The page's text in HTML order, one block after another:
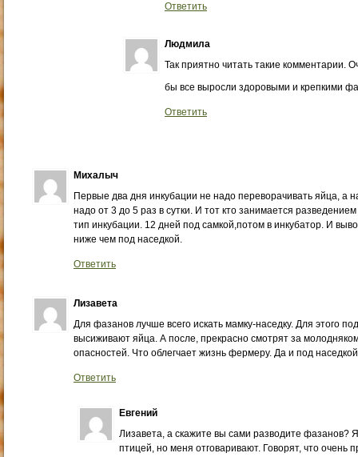
Ответить
Людмила
Так приятно читать такие комментарии.
бы все выросли здоровыми и крепкими
Ответить
Михалыч
Первые два дня инкубации не надо переворачивать яйца, а
надо от 3 до 5 раз в сутки. И тот кто занимается
тип инкубации. 12 дней под самкой,потом в инкубатор. И
ниже чем под наседкой.
Ответить
Лизавета
Для фазанов лучше всего искать мамку-наседку. Для этого
высиживают яйца. А после, прекрасно смотрят за
опасностей. Что облегчает жизнь фермеру. Да и под
Ответить
Евгений
Лизавета, а скажите вы сами разводите фазанов?
птицей, но меня отговаривают. Говорят, что очень